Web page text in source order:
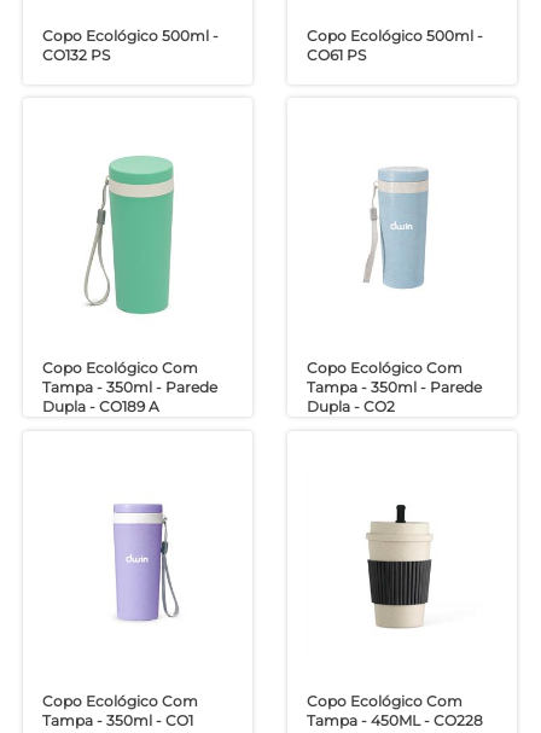
Copo Ecológico 500ml -
CO132 PS
Copo Ecológico 500ml -
CO61 PS
Copo Ecológico Com
Tampa - 350ml - Parede
Dupla - CO189 A
Copo Ecológico Com
Tampa - 350ml - Parede
Dupla - CO2
Copo Ecológico Com
Tampa - 350ml - CO1
Copo Ecológico Com
Tampa - 450ML - CO228